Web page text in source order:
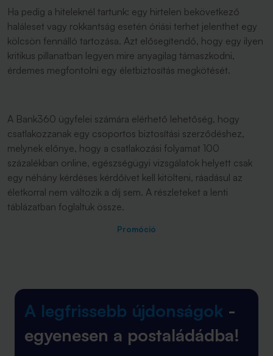
Ha pedig a hiteleknél tartunk: egy hirtelen bekövetkező
haláleset vagy rokkantság esetén óriási terhet jelenthet egy
kölcsön fennálló tartozása. Azt elősegítendő, hogy egy ilyen
kritikus pillanatban legyen mire anyagilag támaszkodni,
érdemes megfontolni egy életbiztosítás megkötését.
A Bank360 ügyfelei számára elérhető lehetőség, hogy
csatlakozzanak egy csoportos biztosítási szerződéshez,
melynek előnye, hogy a csatlakozási folyamat 100
százalékban online, egészségügyi vizsgálatok helyett csak
egy néhány kérdéses kérdőívet kell kitölteni, ráadásul az
életkorral nem változik a díj sem. A részleteket a lenti
táblázatban foglaltuk össze.
Promóció
A legfrissebb újdonságok -
egyenesen a postaládádba!